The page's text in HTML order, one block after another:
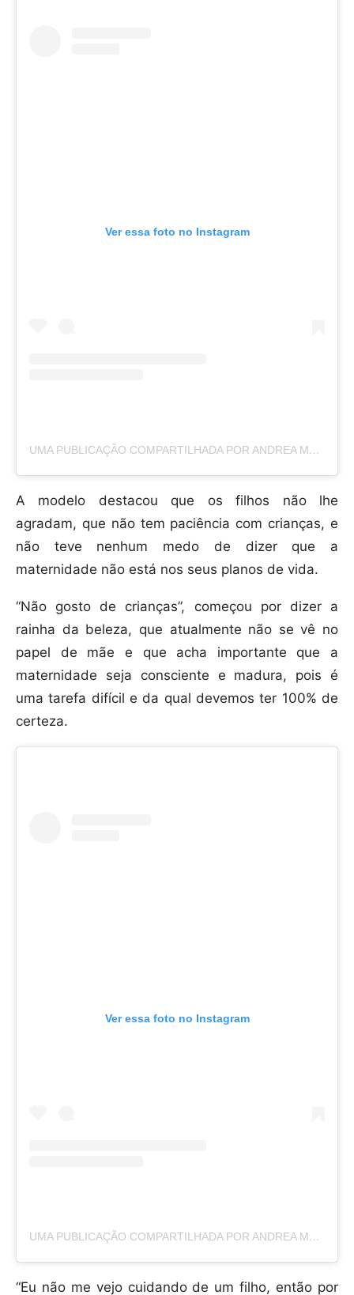
Ver essa foto no Instagram
UMA PUBLICAÇÃO COMPARTILHADA POR ANDREA MEZA (@ANDREAMEZAMX)
A modelo destacou que os filhos não lhe
agradam, que não tem paciência com crianças, e
não teve nenhum medo de dizer que a
maternidade não está nos seus planos de vida.
“Não gosto de crianças”, começou por dizer a
rainha da beleza, que atualmente não se vê no
papel de mãe e que acha importante que a
maternidade seja consciente e madura, pois é
uma tarefa difícil e da qual devemos ter 100% de
certeza.
Ver essa foto no Instagram
UMA PUBLICAÇÃO COMPARTILHADA POR ANDREA MEZA (@ANDREAMEZAMX)
“Eu não me vejo cuidando de um filho, então por